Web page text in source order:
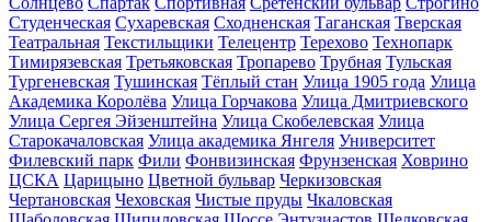
Студенческая Сухаревская Сходненская Таганская Тверская
Театральная Текстильщики Телецентр Терехово Технопарк
Тимирязевская Третьяковская Тропарево Трубная Тульская
Тургеневская Тушинская Тёплый стан Улица 1905 года Улица
Академика Королёва Улица Горчакова Улица Дмитриевского
Улица Сергея Эйзенштейна Улица Скобелевская Улица
Старокачаловская Улица академика Янгеля Университет
Филевский парк Фили Фонвизинская Фрунзенская Ховрино
ЦСКА Царицыно Цветной бульвар Черкизовская
Чертановская Чеховская Чистые пруды Чкаловская